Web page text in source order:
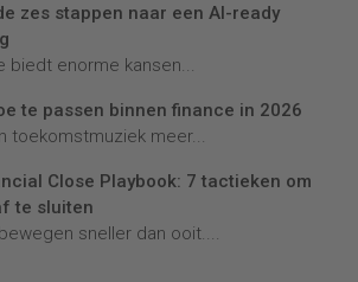
zes stappen naar een AI-ready
enorme kansen...
te passen binnen finance in 2026
toekomstmuziek meer...
Close Playbook: 7 tactieken om
te sluiten
sneller dan ooit....